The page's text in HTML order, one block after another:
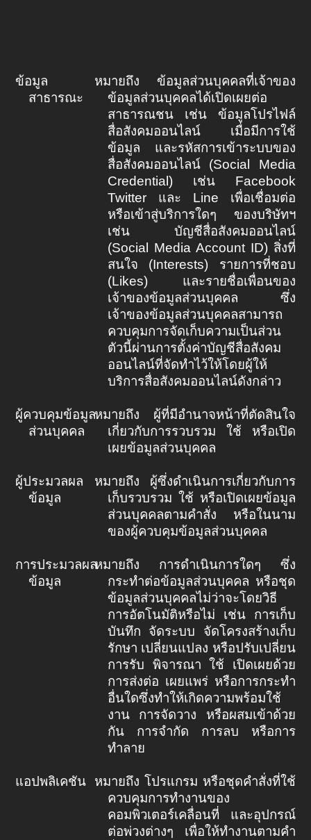
ข้อมูล
สาธารณะ
หมายถึง ข้อมูลส่วนบุคคลที่เจ้าของ
ข้อมูลส่วนบุคคลได้เปิดเผยต่อ
สาธารณชน เช่น ข้อมูลโปรไฟล์
สื่อสังคมออนไลน์ เมื่อมีการใช้
ข้อมูล และรหัสการเข้าระบบของ
สื่อสังคมออนไลน์ (Social Media
Credential) เช่น Facebook
Twitter และ Line เพื่อเชื่อมต่อ
หรือเข้าสู่บริการใดๆ ของบริษัทฯ
เช่น บัญชีสื่อสังคมออนไลน์
(Social Media Account ID) สิ่งที่
สนใจ (Interests) รายการที่ชอบ
(Likes) และรายชื่อเพื่อนของ
เจ้าของข้อมูลส่วนบุคคล ซึ่ง
เจ้าของข้อมูลส่วนบุคคลสามารถ
ควบคุมการจัดเก็บความเป็นส่วน
ตัวนี้ผ่านการตั้งค่าบัญชีสื่อสังคม
ออนไลน์ที่จัดทำไว้ให้โดยผู้ให้
บริการสื่อสังคมออนไลน์ดังกล่าว
ผู้ควบคุมข้อมูล
ส่วนบุคคล
หมายถึง ผู้ที่มีอำนาจหน้าที่ตัดสินใจ
เกี่ยวกับการรวบรวม ใช้ หรือเปิด
เผยข้อมูลส่วนบุคคล
ผู้ประมวลผล
ข้อมูล
หมายถึง ผู้ซึ่งดำเนินการเกี่ยวกับการ
เก็บรวบรวม ใช้ หรือเปิดเผยข้อมูล
ส่วนบุคคลตามคำสั่ง หรือในนาม
ของผู้ควบคุมข้อมูลส่วนบุคคล
การประมวลผล
ข้อมูล
หมายถึง การดำเนินการใดๆ ซึ่ง
กระทำต่อข้อมูลส่วนบุคคล หรือชุด
ข้อมูลส่วนบุคคลไม่ว่าจะโดยวิธี
การอัตโนมัติหรือไม่ เช่น การเก็บ
บันทึก จัดระบบ จัดโครงสร้างเก็บ
รักษา เปลี่ยนแปลง หรือปรับเปลี่ยน
การรับ พิจารณา ใช้ เปิดเผยด้วย
การส่งต่อ เผยแพร่ หรือการกระทำ
อื่นใดซึ่งทำให้เกิดความพร้อมใช้
งาน การจัดวาง หรือผสมเข้าด้วย
กัน การจำกัด การลบ หรือการ
ทำลาย
แอปพลิเคชัน
หมายถึง โปรแกรม หรือชุดคำสั่งที่ใช้
ควบคุมการทำงานของ
คอมพิวเตอร์เคลื่อนที่ และอุปกรณ์
ต่อพ่วงต่างๆ เพื่อให้ทำงานตามคำ